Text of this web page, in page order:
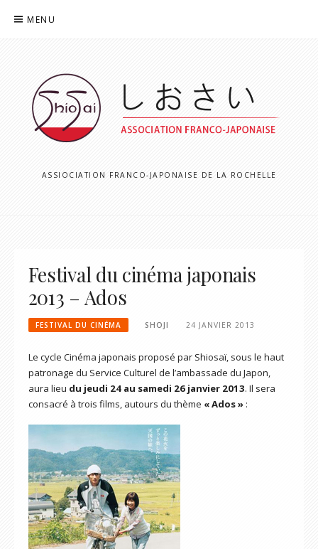
MENU
ASSIOCIATION FRANCO-JAPONAISE DE LA ROCHELLE
Festival du cinéma japonais
2013 – Ados
FESTIVAL DU CINÉMA SHOJI 24 JANVIER 2013
Le cycle Cinéma japonais proposé par Shiosaï, sous le haut
patronage du Service Culturel de l’ambassade du Japon,
aura lieu du jeudi 24 au samedi 26 janvier 2013. Il sera
consacré à trois films, autours du thème «Ados »: